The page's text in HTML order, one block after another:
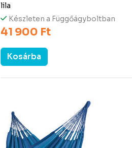
lila
Készleten a Függőágyboltban
41 900 Ft
Kosárba